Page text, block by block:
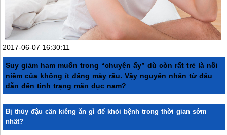
2017-06-07 16:30:11
Suy giảm ham muốn trong “chuyện ấy” dù còn rất trẻ là nỗi
niềm của không ít đấng mày râu. Vậy nguyên nhân từ đâu
dẫn đến tình trạng mãn dục nam?
Bị thủy đậu cần kiêng ăn gì để khỏi bệnh trong thời gian sớm
nhất?